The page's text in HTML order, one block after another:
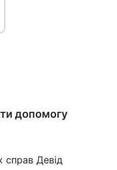
допомогу
справ Девід